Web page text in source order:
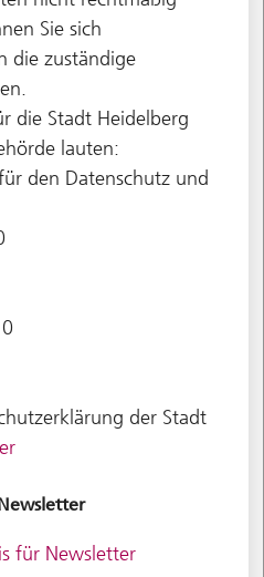
Sie sich
die zuständige
die Stadt Heidelberg
lauten:
den Datenschutz und
der Stadt
für Newsletter